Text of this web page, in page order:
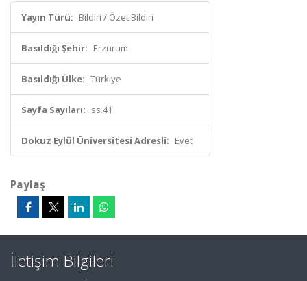
Yayın Türü: Bildiri / Özet Bildiri
Basıldığı Şehir: Erzurum
Basıldığı Ülke: Türkiye
Sayfa Sayıları: ss.41
Dokuz Eylül Üniversitesi Adresli: Evet
Paylaş
İletişim Bilgileri